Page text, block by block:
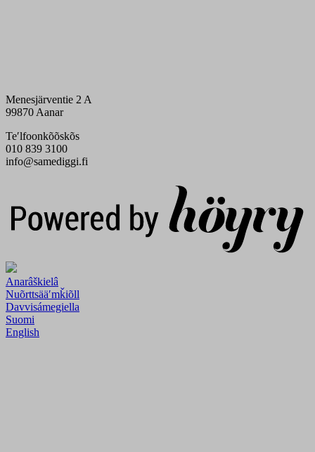
Menesjärventie 2 A
99870 Aanar
Teʹlfoonkõõskõs
010 839 3100
info@samediggi.fi
Anarâškielâ
Nuõrttsääʹmǩiõll
Davvisámegiella
Suomi
English